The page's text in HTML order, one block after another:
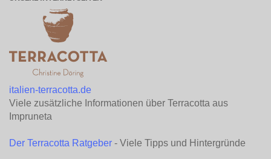
italien-terracotta.de
Viele zusätzliche Informationen über Terracotta aus
Impruneta
Der Terracotta Ratgeber - Viele Tipps und Hintergründe